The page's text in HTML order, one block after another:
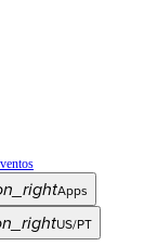
Apps
US/PT